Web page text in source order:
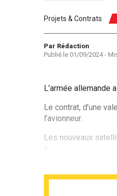
Projets & Contrats
Auteur
Par Rédaction
Publié le 01/09/2024-
L’armée allemande
Le contrat, d’une
l’avionneur.
Les nouveaux
> ...